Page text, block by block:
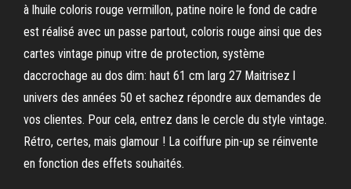
à lhuile coloris rouge vermillon, patine noire le fond de cadre
est réalisé avec un passe partout, coloris rouge ainsi que des
cartes vintage pinup vitre de protection, système
daccrochage au dos dim: haut 61 cm larg 27 Maitrisez l
univers des années 50 et sachez répondre aux demandes de
vos clientes. Pour cela, entrez dans le cercle du style vintage.
Rétro, certes, mais glamour ! La coiffure pin-up se réinvente
en fonction des effets souhaités.